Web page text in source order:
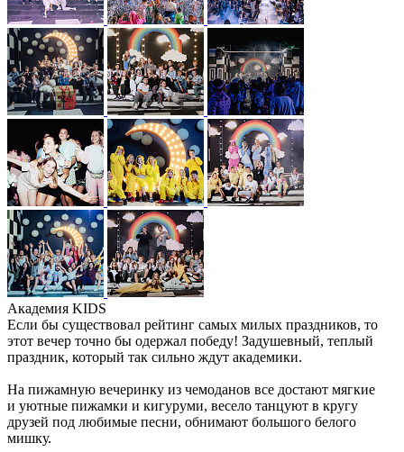
Академия KIDS
Если бы существовал рейтинг самых милых праздников, то
этот вечер точно бы одержал победу! Задушевный, теплый
праздник, который так сильно ждут академики.
На пижамную вечеринку из чемоданов все достают мягкие
и уютные пижамки и кигуруми, весело танцуют в кругу
друзей под любимые песни, обнимают большого белого
мишку.